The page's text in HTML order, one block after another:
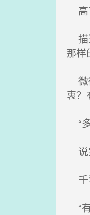
高
描
那样
微
衷？
“
说
千
“